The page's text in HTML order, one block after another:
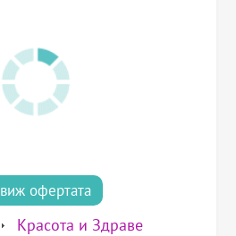
виж офертата
Красота и Здраве